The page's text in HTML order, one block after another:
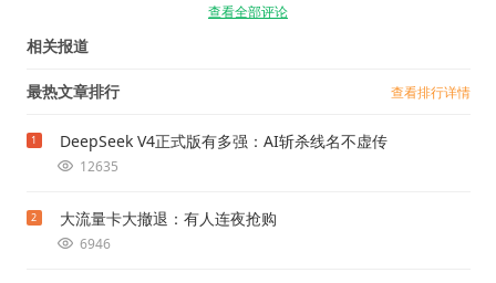
查看全部评论
相关报道
最热文章排行 查看排行详情
1 DeepSeek V4正式版有多强：AI斩杀线名不虚传
12635
2 大流量卡大撤退：有人连夜抢购
6946